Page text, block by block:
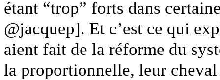
étant “trop” forts dans
@jacquep]. Et c’est ce qui
aient fait de la réforme du
la proportionnelle, leur